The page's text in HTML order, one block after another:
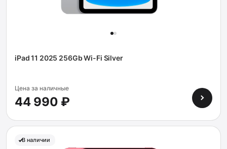
iPad 11 2025 256Gb Wi-Fi Silver
Цена за наличные
44 990 ₽
В наличии